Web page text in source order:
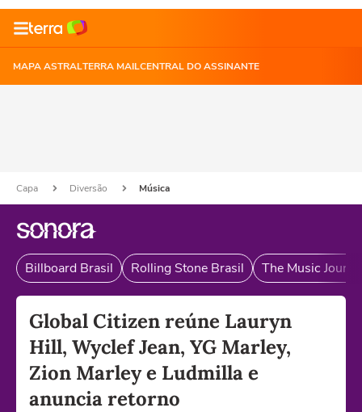
MAPA ASTRALTERRA MAILCENTRAL DO ASSINANTE
Capa Diversão Música
Billboard Brasil Rolling Stone Brasil The Music
Global Citizen reúne Lauryn
Hill, Wyclef Jean, YG Marley,
Zion Marley e Ludmilla e
anuncia retorno